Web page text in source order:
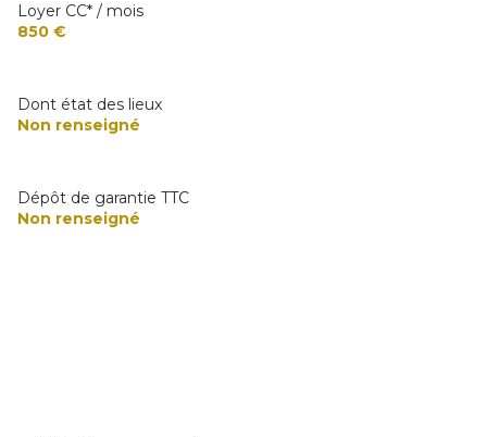
Loyer CC* / mois
850 €
Dont état des lieux
Non renseigné
Dépôt de garantie TTC
Non renseigné